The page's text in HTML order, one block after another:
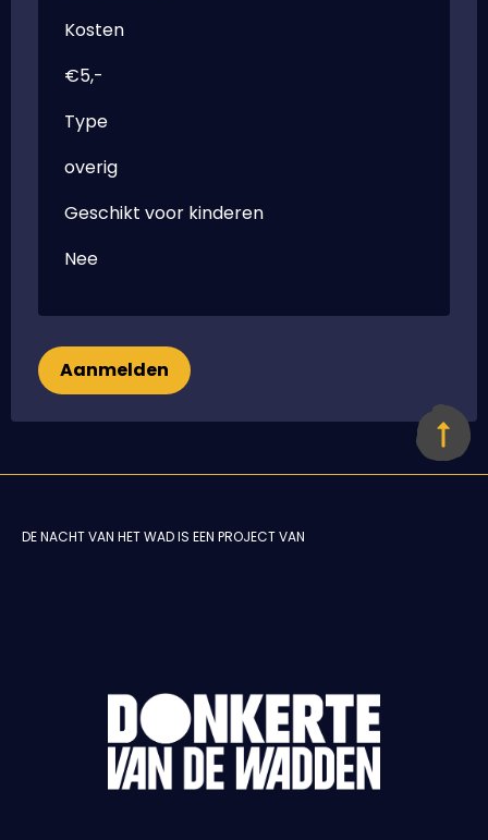
Kosten
€5,-
Type
overig
Geschikt voor kinderen
Nee
Aanmelden
DE NACHT VAN HET WAD IS EEN PROJECT VAN